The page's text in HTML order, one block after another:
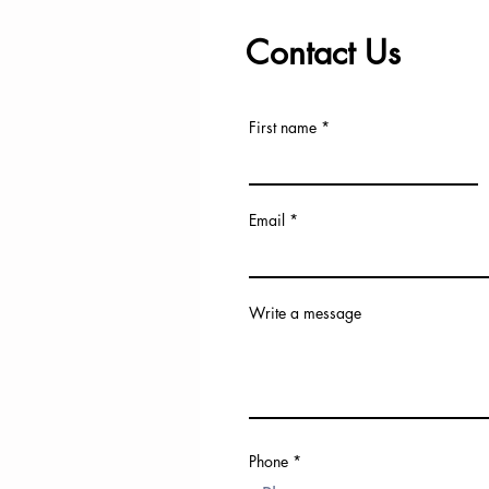
Contact Us
First name
Email
Write a message
Phone